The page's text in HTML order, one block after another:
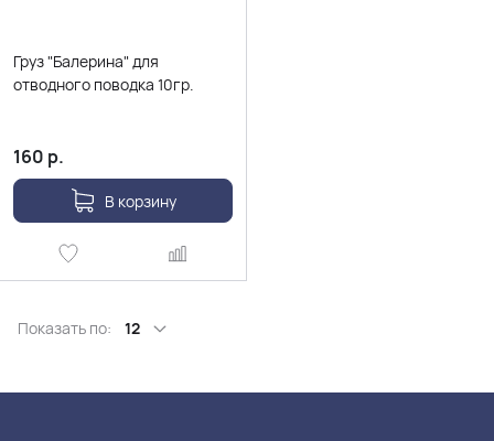
Груз "Балерина" для
отводного поводка 10гр.
160 р.
В корзину
Показать по: 12